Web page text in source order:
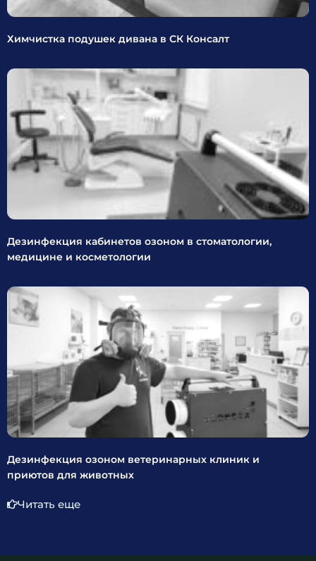
Химчистка подушек дивана в СК Консалт
Дезинфекция кабинетов озоном в стоматологии,
медицине и косметологии
Дезинфекция озоном ветеринарных клиник и
приютов для животных
Читать еще